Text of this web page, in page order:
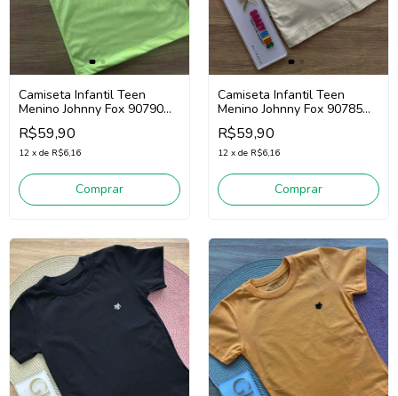
Camiseta Infantil Teen
Menino Johnny Fox 90790
(Verde Neon)
R$59,90
12 x de R$6,16
Comprar
Camiseta Infantil Teen
Menino Johnny Fox 90785
(Bege Claro)
R$59,90
12 x de R$6,16
Comprar